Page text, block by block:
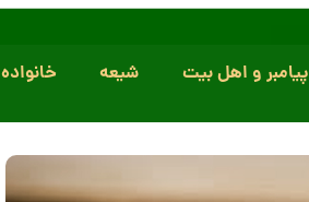
پیامبر و اهل بیت شیعه خانواده